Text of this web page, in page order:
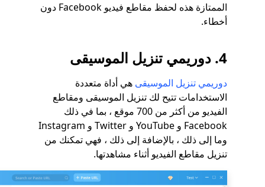
الممتازة هذه لحفظ مقاطع فيديو Facebook دون
دوريمي تنزيل الموسيقى هي أداة متعددة
الاستخدامات تتيح لك تنزيل الموسيقى ومقاطع
الفيديو من أكثر من 700 موقع ، بما في ذلك
Facebook و YouTube و Twitter و Instagram
وما إلى ذلك ، بالإضافة إلى ذلك ، فهي تمكنك من
تنزيل مقاطع الفيديو أثناء مشاهدتها.